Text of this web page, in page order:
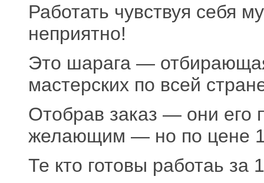
Работать чувствуя себя
неприятно!
Это шарага —
мастерских по всей
Отобрав заказ — они его
желающим — но по цене
Те кто готовы работаь